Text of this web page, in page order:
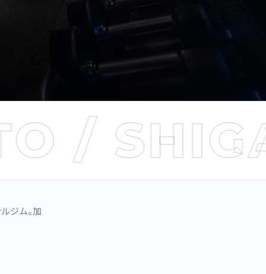
SHIGA /
ジム。加